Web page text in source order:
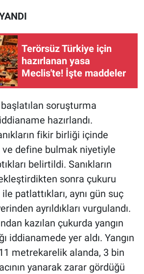
Terörsüz Türkiye için
hazırlanan yasa
Meclis'te! İşte maddeler
başlatılan soruşturma
hazırlandı.
fikir birliği içinde
define bulmak niyetiyle
belirtildi. Sanıkların
sonra çukuru
patlattıkları, aynı gün suç
ayrıldıkları vurgulandı.
kazılan çukurda yangın
iddianamede yer aldı. Yangın
metrekarelik alanda, 3 bin
yanarak zarar gördüğü